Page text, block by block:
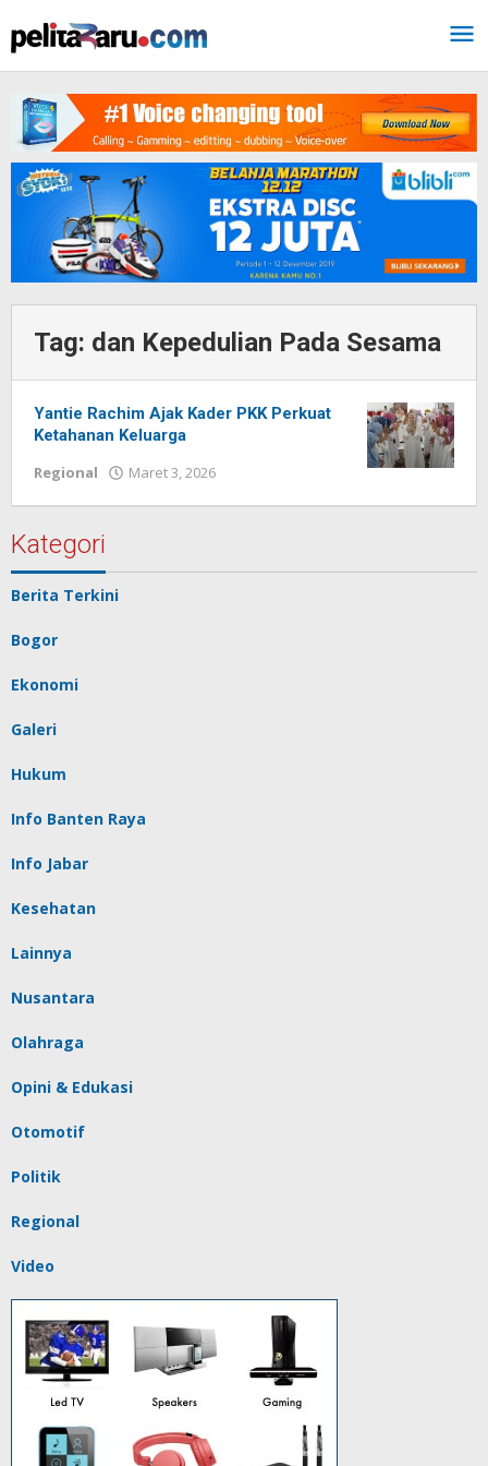
ke
konten
Tag: dan Kepedulian Pada Sesama
Yantie Rachim Ajak Kader PKK Perkuat
Ketahanan Keluarga
Regional
Maret 3, 2026
Kategori
Berita Terkini
Bogor
Ekonomi
Galeri
Hukum
Info Banten Raya
Info Jabar
Kesehatan
Lainnya
Nusantara
Olahraga
Opini & Edukasi
Otomotif
Politik
Regional
Video